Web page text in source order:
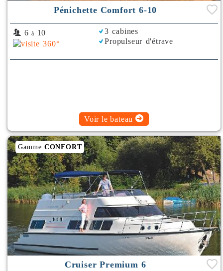
Pénichette Comfort 6-10
6 à 10
3 cabines
Propulseur d'étrave
Voir le bateau
Gamme CONFORT
Cruiser Premium 6